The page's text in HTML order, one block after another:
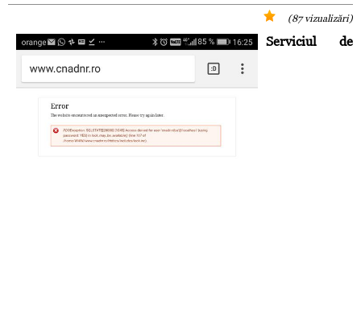
(87 vizualizări)
Serviciul de